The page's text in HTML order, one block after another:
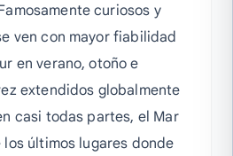
curiosos y
ven con mayor fiabilidad
en verano, otoño e
extendidos globalmente
casi todas partes, el Mar
los últimos lugares donde